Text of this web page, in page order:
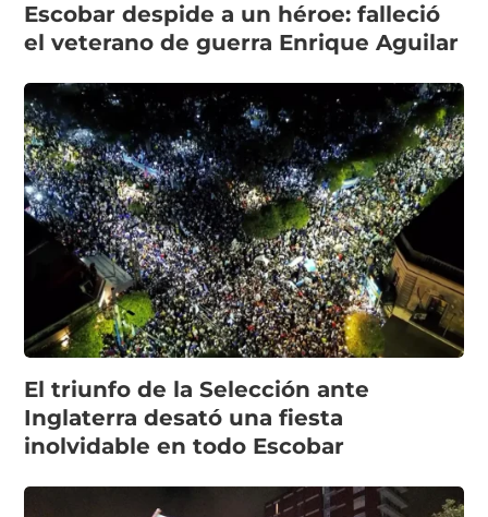
Escobar despide a un héroe: falleció
el veterano de guerra Enrique Aguilar
El triunfo de la Selección ante
Inglaterra desató una fiesta
inolvidable en todo Escobar